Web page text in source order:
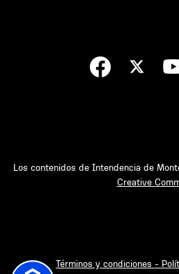
Los contenidos de Intendencia de
Creative
Términos y condiciones -